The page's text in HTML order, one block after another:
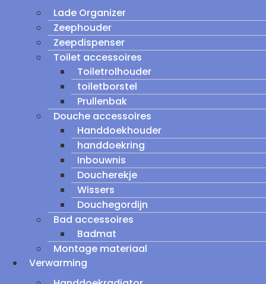
Lade Organizer
Zeephouder
Zeepdispenser
Toilet accessoires
Toiletrolhouder
toiletborstel
Prullenbak
Douche accessoires
Handdoekhouder
handdoekring
Inbouwnis
Doucherekje
Wissers
Douchegordijn
Bad accessoires
Badmat
Montage materiaal
Verwarming